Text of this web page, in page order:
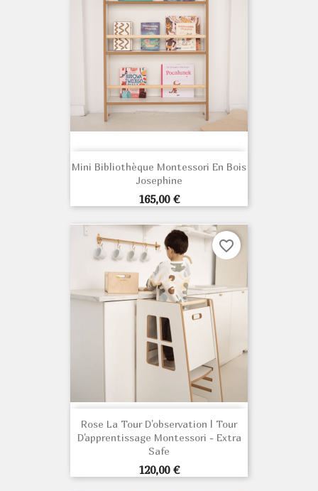
Mini Bibliothèque Montessori En Bois
Josephine
Prix
165,00 €
Rose La Tour D'observation | Tour
D'apprentissage Montessori - Extra
Safe
Prix
120,00 €
favorite_border